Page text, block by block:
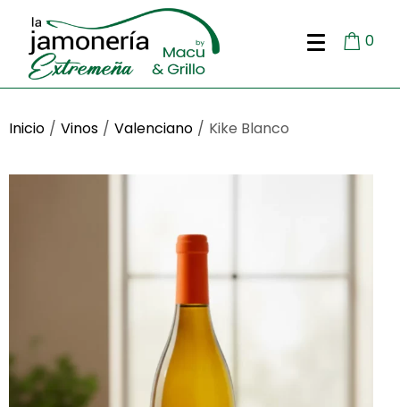
0
Inicio / Vinos / Valenciano / Kike Blanco